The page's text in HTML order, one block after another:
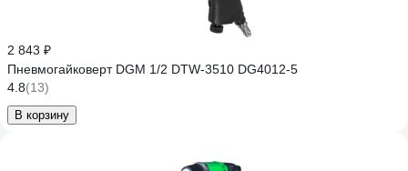
2 843 ₽
Пневмогайковерт DGM 1/2 DTW-3510 DG4012-5
4.8(13)
В корзину